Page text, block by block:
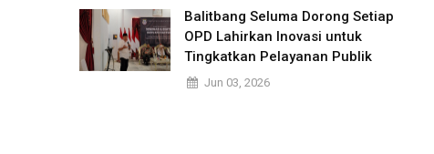
Balitbang Seluma Dorong Setiap
OPD Lahirkan Inovasi untuk
Tingkatkan Pelayanan Publik
Jun 03, 2026